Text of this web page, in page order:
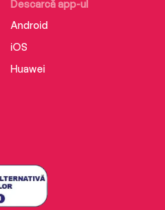
Descarcă app-ul
Android
iOS
Huawei